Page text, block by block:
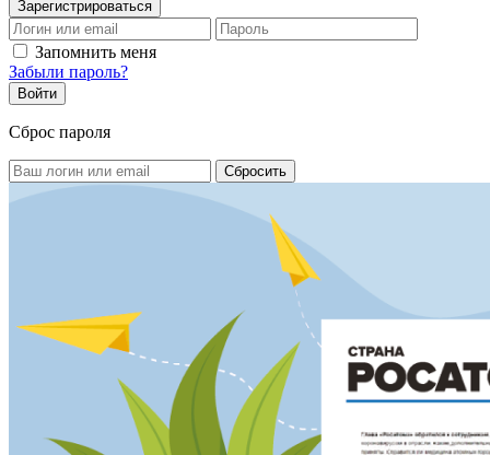
Запомнить меня
Забыли пароль?
Сброс пароля